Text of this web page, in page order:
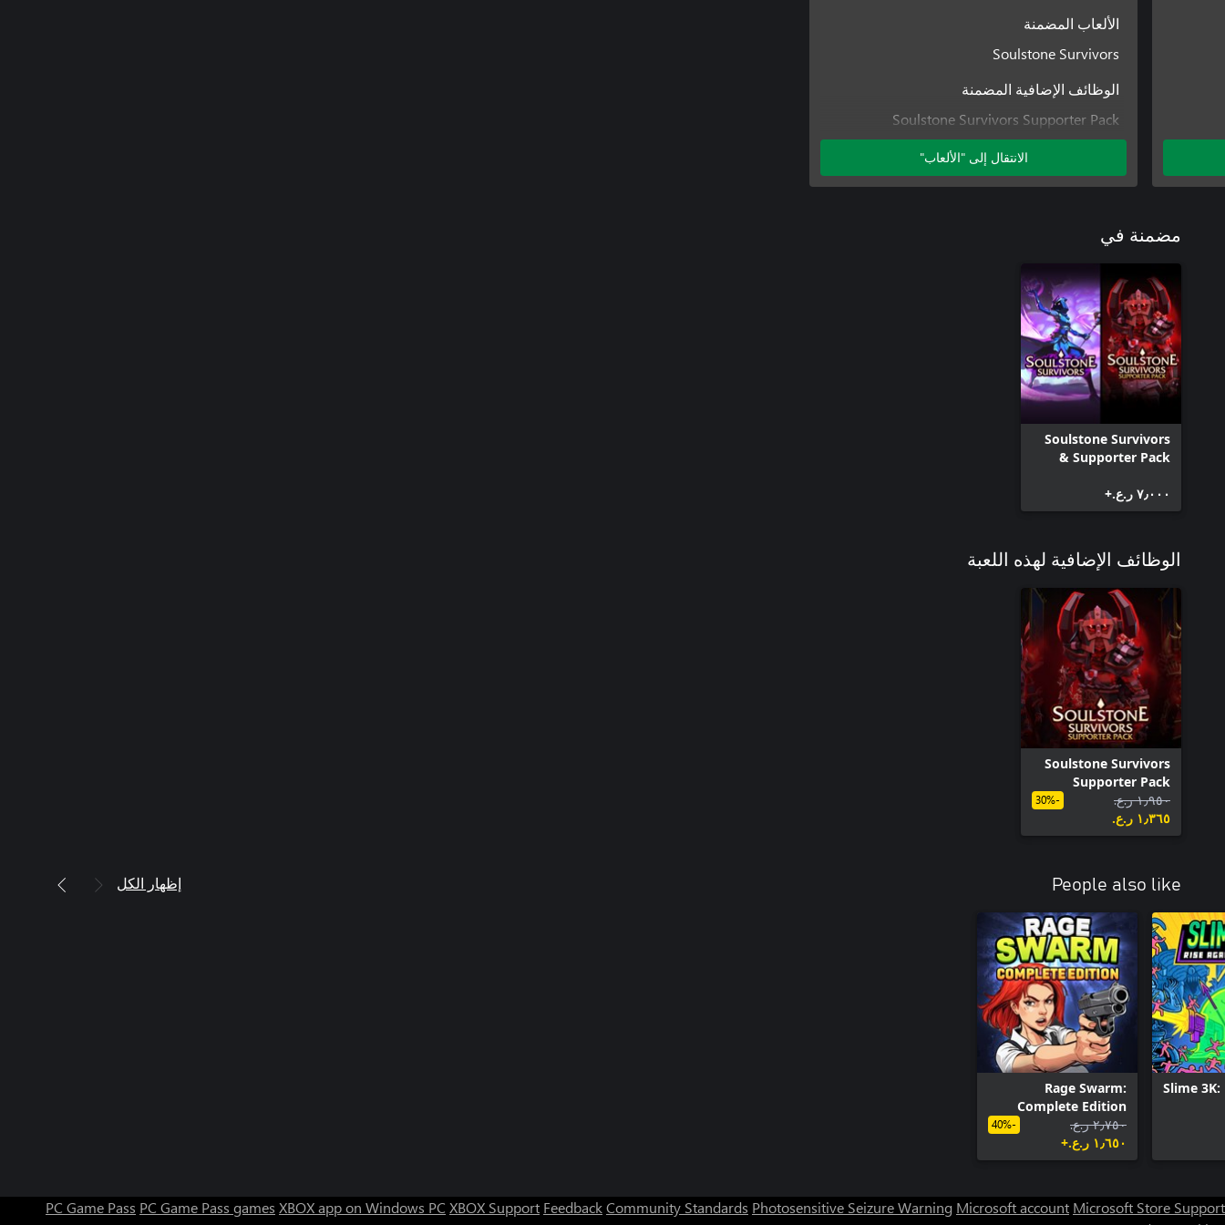
الألعاب المضمنة
Soulstone Survivors
الوظائف الإضافية المضمنة
Soulstone Survivors Supporter Pack
الانتقال إلى "الألعاب"
مضمنة في
Soulstone Survivors
& Supporter Pack
٧٫٠٠٠ ر.ع.‏+
الوظائف الإضافية لهذه اللعبة
Soulstone Survivors
Supporter Pack
١٫٩٥٠ ر.ع.‏
١٫٣٦٥ ر.ع.‏
-30%
People also like إظهار الكل
Slime
Rage Swarm:
Complete Edition
٢٫٧٥٠ ر.ع.‏
١٫٦٥٠ ر.ع.‏+
-40%
PC Game Pass PC Game Pass games XBOX app on Windows PC XBOX Support FeedbackCommunity Standards Photosensitive Seizure Warning Microsoft account Microsoft Store Support